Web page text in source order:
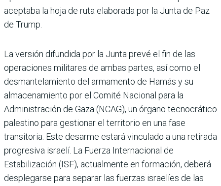
aceptaba la hoja de ruta elaborada por la Junta de Paz
de Trump.
La versión difundida por la Junta prevé el fin de las
operaciones militares de ambas partes, así como el
desmantelamiento del armamento de Hamás y su
almacenamiento por el Comité Nacional para la
Administración de Gaza (NCAG), un órgano tecnocrático
palestino para gestionar el territorio en una fase
transitoria. Este desarme estará vinculado a una retirada
progresiva israelí. La Fuerza Internacional de
Estabilización (ISF), actualmente en formación, deberá
desplegarse para separar las fuerzas israelíes de las